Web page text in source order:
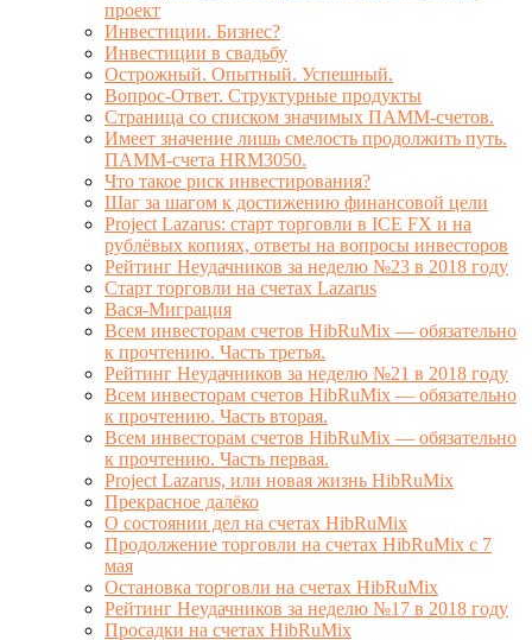
проект
Инвестиции. Бизнес?
Инвестиции в свадьбу
Острожный. Опытный. Успешный.
Вопрос-Ответ. Структурные продукты
Страница со списком значимых ПАММ-счетов.
Имеет значение лишь смелость продолжить путь.
ПАММ-счета HRM3050.
Что такое риск инвестирования?
Шаг за шагом к достижению финансовой цели
Project Lazarus: старт торговли в ICE FX и на
рублёвых копиях, ответы на вопросы инвесторов
Рейтинг Неудачников за неделю №23 в 2018 году
Старт торговли на счетах Lazarus
Вася-Миграция
Всем инвесторам счетов HibRuMix — обязательно
к прочтению. Часть третья.
Рейтинг Неудачников за неделю №21 в 2018 году
Всем инвесторам счетов HibRuMix — обязательно
к прочтению. Часть вторая.
Всем инвесторам счетов HibRuMix — обязательно
к прочтению. Часть первая.
Project Lazarus, или новая жизнь HibRuMix
Прекрасное далёко
О состоянии дел на счетах HibRuMix
Продолжение торговли на счетах HibRuMix с 7
мая
Остановка торговли на счетах HibRuMix
Рейтинг Неудачников за неделю №17 в 2018 году
Просадки на счетах HibRuMix